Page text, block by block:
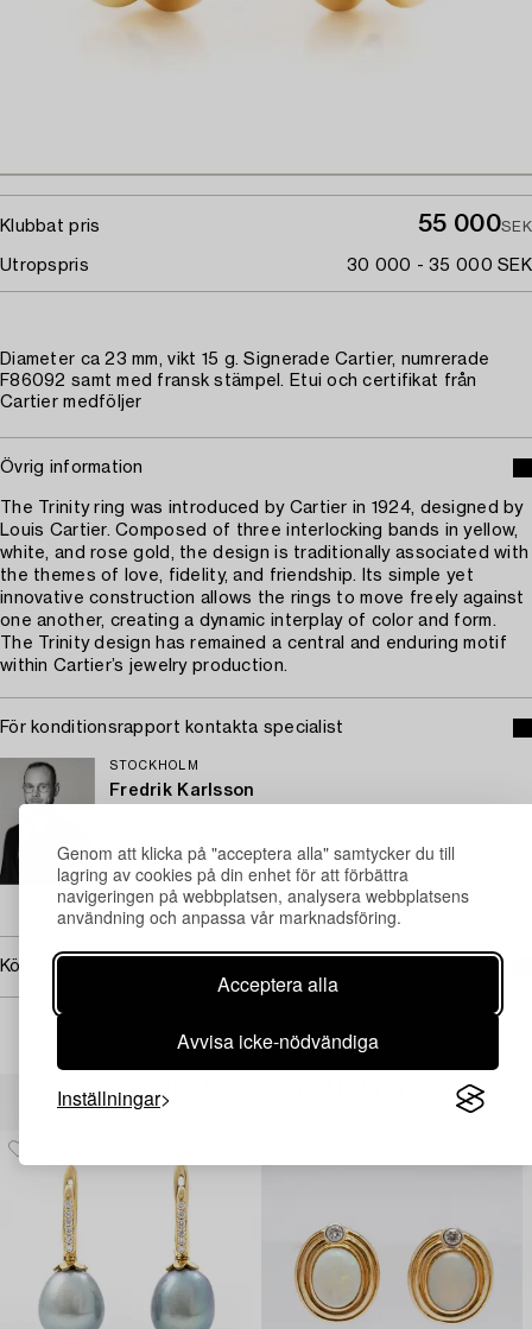
Genom att klicka på "acceptera alla" samtycker du till
lagring av cookies på din enhet för att förbättra
navigeringen på webbplatsen, analysera webbplatsens
användning och anpassa vår marknadsföring.
Acceptera alla
Avvisa icke-nödvändiga
Inställningar
Klubbat pris 55 000SEK
Utropspris 30 000 - 35 000 SEK
Diameter ca 23 mm, vikt 15 g. Signerade Cartier, numrerade
F86092 samt med fransk stämpel. Etui och certifikat från
Cartier medföljer
Övrig information
The Trinity ring was introduced by Cartier in 1924, designed by
Louis Cartier. Composed of three interlocking bands in yellow,
white, and rose gold, the design is traditionally associated with
the themes of love, fidelity, and friendship. Its simple yet
innovative construction allows the rings to move freely against
one another, creating a dynamic interplay of color and form.
The Trinity design has remained a central and enduring motif
within Cartier’s jewelry production.
För konditionsrapport kontakta specialist
STOCKHOLM
Fredrik Karlsson
+46 (0)767 81 06 06
E-post
→ Se vad vi söker
Köpinformation
Andra har även tittat på